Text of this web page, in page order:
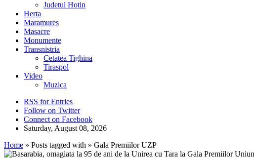
Judetul Hotin
Herta
Maramures
Masacre
Monumente
Transnistria
Cetatea Tighina
Tiraspol
Video
Muzica
RSS for Entries
Follow on Twitter
Connect on Facebook
Saturday, August 08, 2026
Home » Posts tagged with » Gala Premiilor UZP